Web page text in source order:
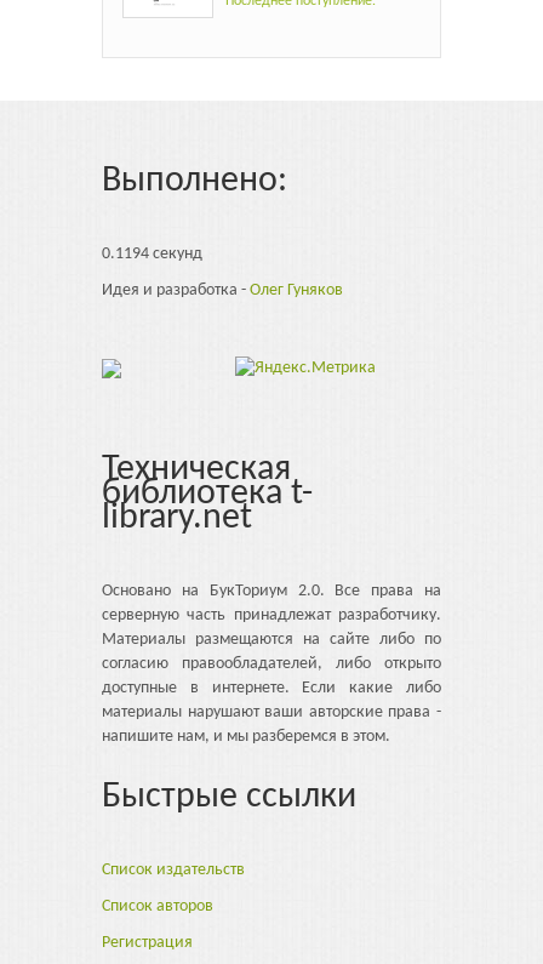
Выполнено:
0.1194 секунд
Идея и разработка - Олег Гуняков
Техническая
библиотека t-
library.net
Основано на БукТориум 2.0. Все права на
серверную часть принадлежат разработчику.
Материалы размещаются на сайте либо по
согласию правообладателей, либо открыто
доступные в интернете. Если какие либо
материалы нарушают ваши авторские права -
напишите нам, и мы разберемся в этом.
Быстрые ссылки
Список издательств
Список авторов
Регистрация